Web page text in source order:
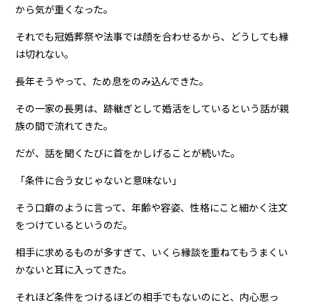
から気が重くなった。
それでも冠婚葬祭や法事では顔を合わせるから、どうしても縁
は切れない。
長年そうやって、ため息をのみ込んできた。
その一家の長男は、跡継ぎとして婚活をしているという話が親
族の間で流れてきた。
だが、話を聞くたびに首をかしげることが続いた。
「条件に合う女じゃないと意味ない」
そう口癖のように言って、年齢や容姿、性格にこと細かく注文
をつけているというのだ。
相手に求めるものが多すぎて、いくら縁談を重ねてもうまくい
かないと耳に入ってきた。
それほど条件をつけるほどの相手でもないのにと、内心思っ